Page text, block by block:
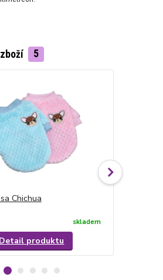
5
Chichua
skladem
Detail produktu